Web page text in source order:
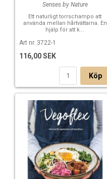
Senses by Nature
Ett naturligt torrschampo att
använda mellan hårtvättarna. En
hjälp för att k...
Art nr. 3722-1
116,00 SEK
Köp